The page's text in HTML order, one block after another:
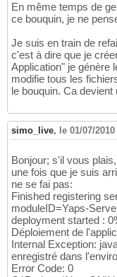
En même temps de
ce bouquin, je ne
Je suis en train de
c'est à dire que je
Application" je génère
modifie tous les
le bouquin. Ca
simo_live, le 01/07/
Bonjour; s'il vous
une fois que je suis
ne se fai pas:
Finished registering
moduleID=Yaps-
deployment started :
Déploiement de
Internal Exception:
enregistré dans
Error Code: 0